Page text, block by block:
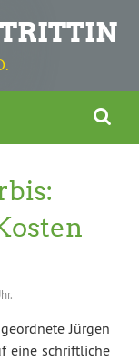
Jürgen
eine schriftliche